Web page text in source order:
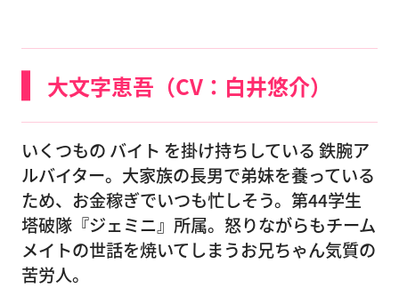
大文字恵吾（CV：白井悠介）
いくつもの バイト を掛け持ちしている 鉄腕ア
ルバイター。大家族の長男で弟妹を養っている
ため、お金稼ぎでいつも忙しそう。第44学生
塔破隊『ジェミニ』所属。怒りながらもチーム
メイトの世話を焼いてしまうお兄ちゃん気質の
苦労人。